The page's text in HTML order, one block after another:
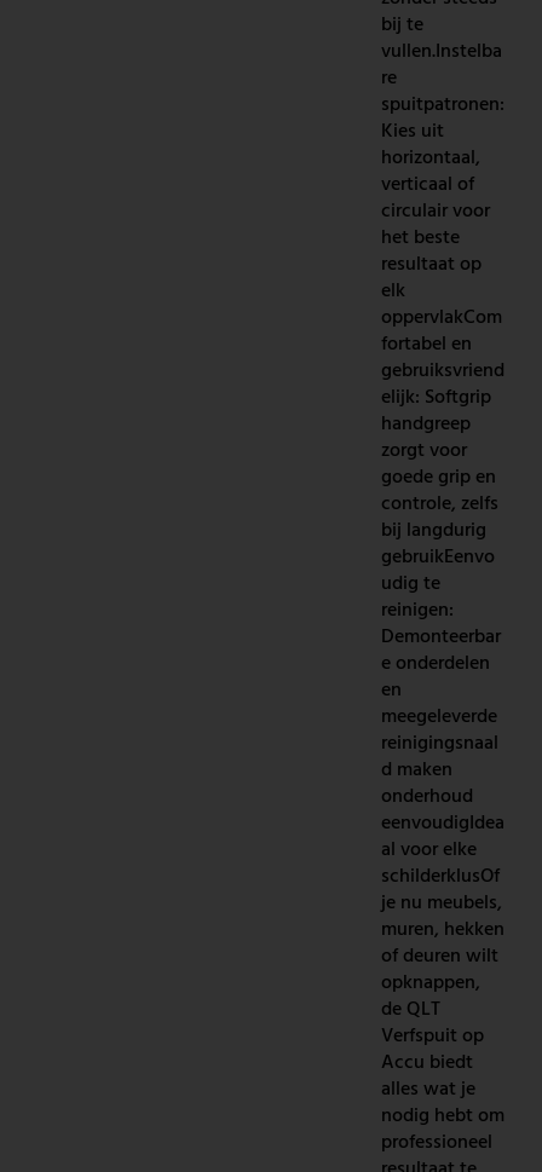
bij te
vullen.Instelba
re
spuitpatronen:
Kies uit
horizontaal,
verticaal of
circulair voor
het beste
resultaat op
elk
oppervlakCom
fortabel en
gebruiksvriend
elijk: Softgrip
handgreep
zorgt voor
goede grip en
controle, zelfs
bij langdurig
gebruikEenvo
udig te
reinigen:
Demonteerbar
e onderdelen
en
meegeleverde
reinigingsnaal
d maken
onderhoud
eenvoudigIdea
al voor elke
schilderklusOf
je nu meubels,
muren, hekken
of deuren wilt
opknappen,
de QLT
Verfspuit op
Accu biedt
alles wat je
nodig hebt om
professioneel